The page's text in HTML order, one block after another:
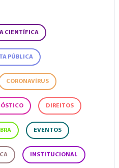
CIENTÍFICA
PÚBLICA
CORONAVÍRUS
DIREITOS
EVENTOS
INSTITUCIONAL